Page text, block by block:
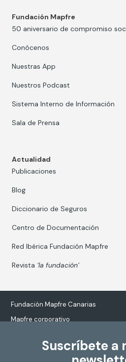
Suscríbete a
Fundación Mapfre
50 aniversario de compromiso
Conócenos
Nuestras App
Nuestros Podcast
Sistema Interno de Información
Sala de Prensa
Actualidad
Publicaciones
Blog
Diccionario de Seguros
Centro de Documentación
Red Ibérica Fundación Mapfre
Revista ‘la fundación’
Fundación Mapfre Canarias
Mapfre corporativo